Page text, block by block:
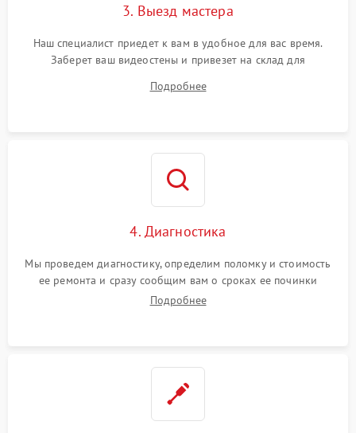
3. Выезд мастера
Наш специалист приедет к вам в удобное для вас время.
Заберет ваш видеостены и привезет на склад для
Подробнее
4. Диагностика
Мы проведем диагностику, определим поломку и стоимость
ее ремонта и сразу сообщим вам о сроках ее починки
Подробнее